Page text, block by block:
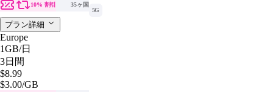
10% 割引
35ヶ国
5G
プラン詳細
Europe
1GB/日
3日間
$8.99
$3.00/GB